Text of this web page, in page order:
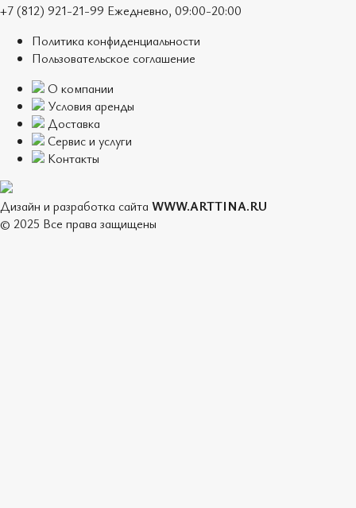
+7 (812) 921-21-99 Ежедневно, 09:00-20:00
Политика конфиденциальности
Пользовательское соглашение
О компании
Условия аренды
Доставка
Сервис и услуги
Контакты
Дизайн и разработка сайта WWW.ARTTINA.RU
© 2025 Все права защищены